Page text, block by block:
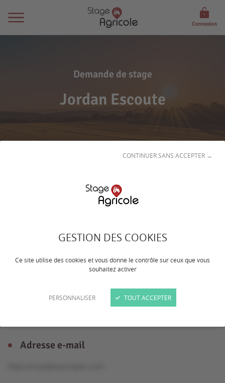
GESTION DES COOKIES
Ce site utilise des cookies et vous donne le contrôle sur ceux que vous
souhaitez activer
PERSONNALISER
CONTINUER SANS ACCEPTER →
TOUT ACCEPTER
Connexion
Demande de stage
Jordan Escoute
Âge
Formation
Adresse e-mail